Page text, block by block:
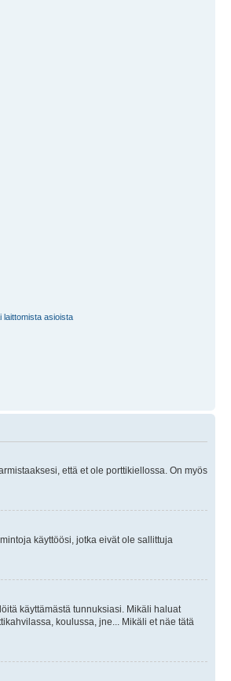
laittomista asioista
että et ole porttikiellossa. On myös
käyttöösi, jotka eivät ole sallittuja
käyttämästä tunnuksiasi. Mikäli haluat
koulussa, jne... Mikäli et näe tätä